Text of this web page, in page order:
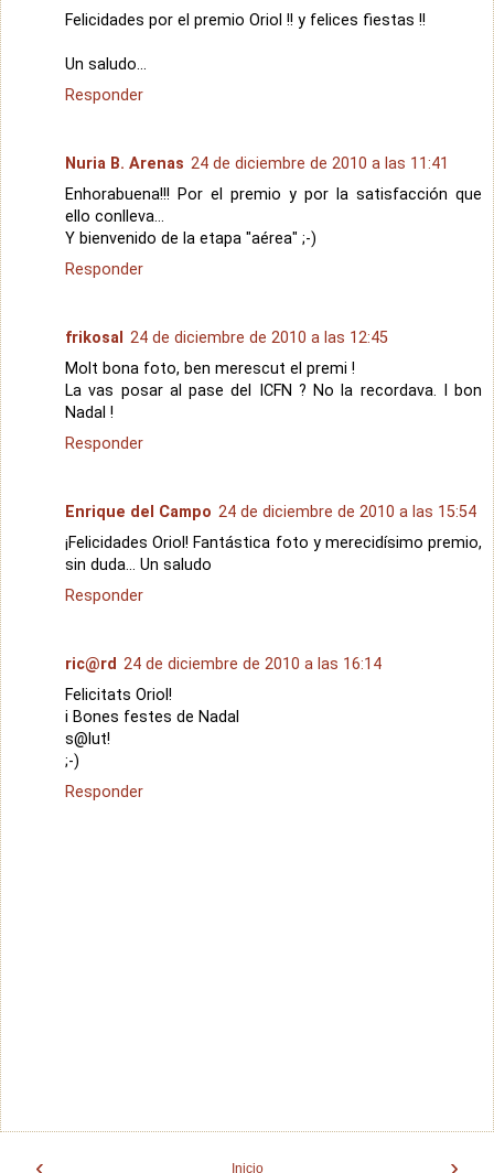
Felicidades por el premio Oriol !! y felices fiestas !!
Un saludo...
Responder
Nuria B. Arenas 24 de diciembre de 2010 a las 11:41
Enhorabuena!!! Por el premio y por la satisfacción que
ello conlleva...
Y bienvenido de la etapa "aérea" ;-)
Responder
frikosal 24 de diciembre de 2010 a las 12:45
Molt bona foto, ben merescut el premi !
La vas posar al pase del ICFN ? No la recordava. I bon
Nadal !
Responder
Enrique del Campo 24 de diciembre de 2010 a las 15:54
¡Felicidades Oriol! Fantástica foto y merecidísimo premio,
sin duda... Un saludo
Responder
ric@rd 24 de diciembre de 2010 a las 16:14
Felicitats Oriol!
i Bones festes de Nadal
s@lut!
;-)
Responder
Inicio